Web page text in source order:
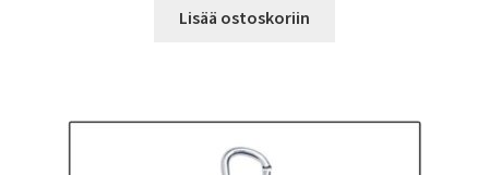
Lisää ostoskoriin